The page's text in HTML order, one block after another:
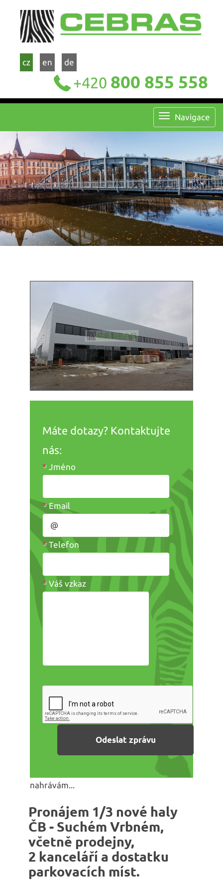
cz en de
+420 800 855 558
Navigace
Máte dotazy? Kontaktujte
nás:
* Jméno
*Email
* Telefon
* Váš vzkaz
nahrávám...
Pronájem 1/3 nové haly
ČB - Suchém Vrbném,
včetně prodejny,
2 kanceláří a dostatku
parkovacích míst.